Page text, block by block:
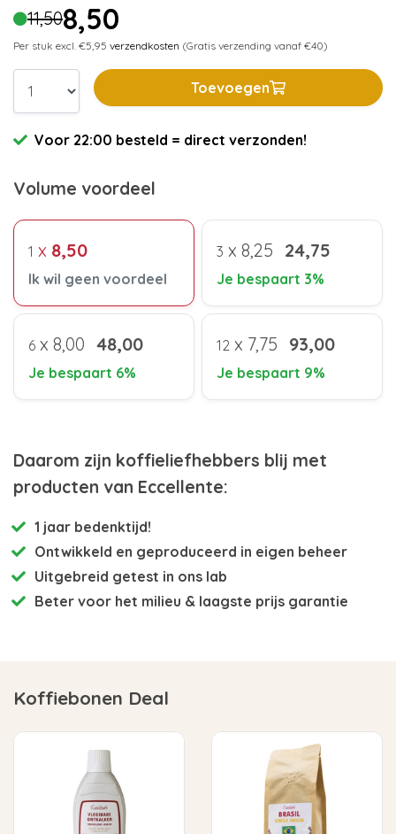
11,508,50
Per stuk excl. €5,95 verzendkosten (Gratis verzending vanaf €40)
Toevoegen
Voor 22:00 besteld = direct verzonden!
Volume voordeel
1 x 8,50
Ik wil geen voordeel
3 x 8,25 24,75
Je bespaart 3%
6 x 8,00 48,00
Je bespaart 6%
12 x 7,75 93,00
Je bespaart 9%
Daarom zijn koffieliefhebbers blij met
producten van Eccellente:
1 jaar bedenktijd!
Ontwikkeld en geproduceerd in eigen beheer
Uitgebreid getest in ons lab
Beter voor het milieu & laagste prijs garantie
Koffiebonen Deal